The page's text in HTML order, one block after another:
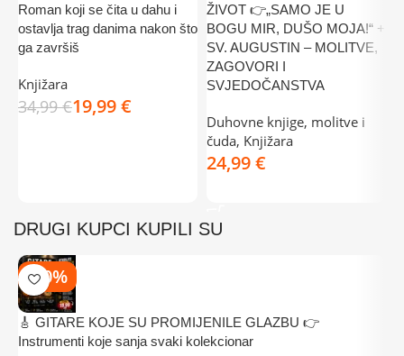
Roman koji se čita u dahu i
ostavlja trag danima nakon što
ga završiš
Knjižara
34,99€19,99€
ŽIVOT 👉„SAMO JE U
BOGU MIR, DUŠO MOJA!“ +
SV. AUGUSTIN – MOLITVE,
ZAGOVORI I
SVJEDOČANSTVA
Duhovne knjige, molitve i
čuda, Knjižara
€
DRUGI KUPCI KUPILI SU
-50%
🎸 GITARE KOJE SU PROMIJENILE GLAZBU 👉
Instrumenti koje sanja svaki kolekcionar